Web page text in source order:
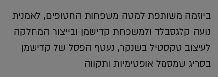
ביוזמה משותפת למטה משפחות החטופים, לאמנית
נועה קלגסבלד ולמשפחת קדישמן ובייצור המחלקה
לעיצוב טקסטיל בשנקר, נעטף הפסל של קדישמן
בסריג שמסמל אופטימיות ותקווה